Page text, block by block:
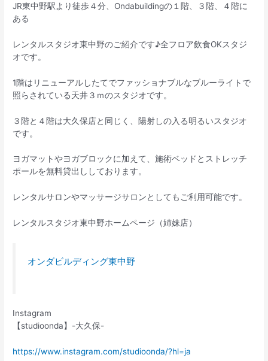
JR東中野駅より徒歩４分、Ondabuildingの１階、３階、４階に
ある
レンタルスタジオ東中野のご紹介です♪全フロア飲食OKスタジ
オです。
1階はリニューアルしたてでファッショナブルなブルーライトで
照らされている天井３ｍのスタジオです。
３階と４階は大久保店と同じく、陽射しの入る明るいスタジオ
です。
ヨガマットやヨガブロックに加えて、施術ベッドとストレッチ
ポールを無料貸出ししております。
レンタルサロンやマッサージサロンとしてもご利用可能です。
レンタルスタジオ東中野ホームページ（姉妹店）
オンダビルディング東中野
Instagram
【studioonda】-大久保-
https://www.instagram.com/studioonda/?hl=ja